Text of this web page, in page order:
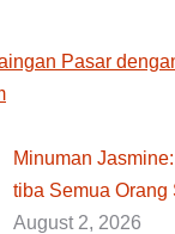
Pasar
Minuman
tiba Semua Orang
August 2, 2026